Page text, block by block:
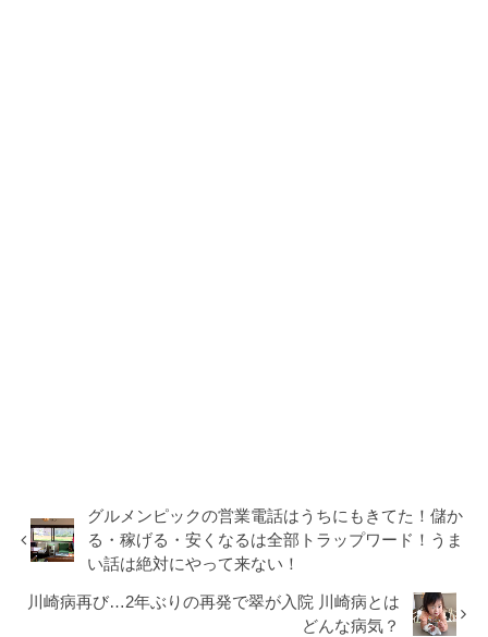
グルメンピックの営業電話はうちにもきてた！儲か
る・稼げる・安くなるは全部トラップワード！うま
い話は絶対にやって来ない！
川崎病再び…2年ぶりの再発で翠が入院 川崎病とは
どんな病気？